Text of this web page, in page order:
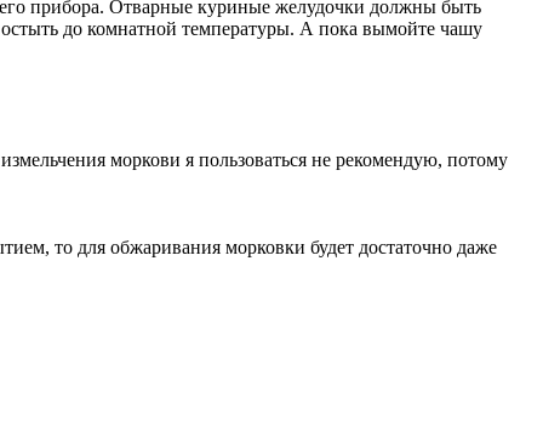
прибора. Отварные куриные желудочки должны быть
до комнатной температуры. А пока вымойте чашу
моркови я пользоваться не рекомендую, потому
то для обжаривания морковки будет достаточно даже